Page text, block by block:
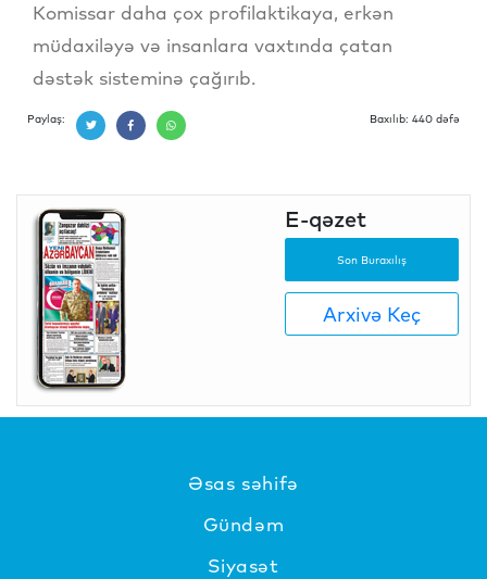
Komissar daha çox profilaktikaya, erkən
müdaxiləyə və insanlara vaxtında çatan
dəstək sisteminə çağırıb.
Paylaş: Baxılıb: 440 dəfə
E-qəzet
Son Buraxılış
Arxivə Keç
Əsas səhifə
Gündəm
Siyasət